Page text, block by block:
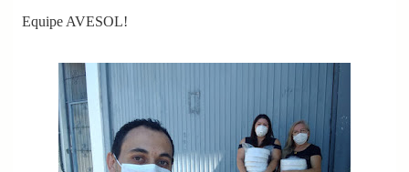
Equipe AVESOL!